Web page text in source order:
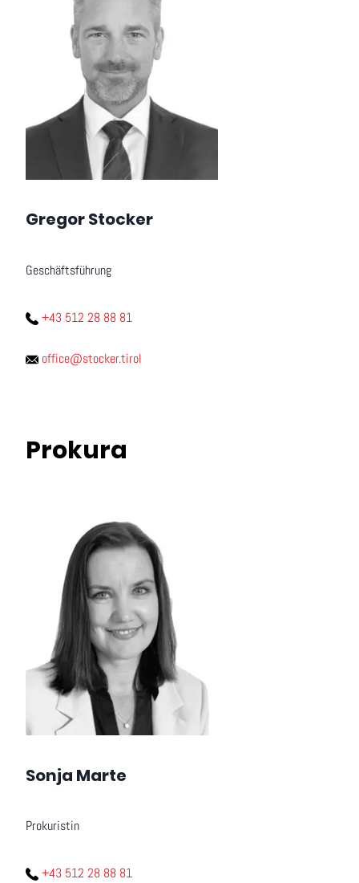
Gregor Stocker
Geschäftsführung
+43 512 28 88 81
office@stocker.tirol
Prokura
Sonja Marte
Prokuristin
+43 512 28 88 81